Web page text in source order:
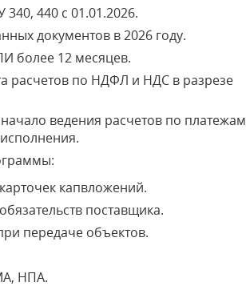
440 с 01.01.2026.
документов в 2026 году.
более 12 месяцев.
расчетов по НДФЛ и НДС в разрезе
ведения расчетов по платежам
капвложений.
поставщика.
передаче объектов.
НПА.